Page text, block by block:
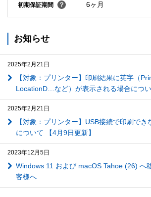
初期保証期間 6ヶ月
お知らせ
2025年2月21日
【対象：プリンター】印刷結果に英字（
LocationD…など）が表示される場合につい
2025年2月21日
【対象：プリンター】USB接続で印刷で
について 【4月9日更新】
2023年12月5日
Windows 11 および macOS Tahoe (26) へ
客様へ